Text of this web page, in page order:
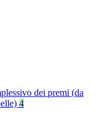
dei premi (da
4